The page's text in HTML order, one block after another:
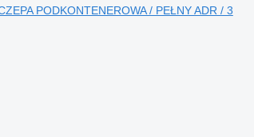
PODKONTENEROWA / PEŁNY ADR / 3